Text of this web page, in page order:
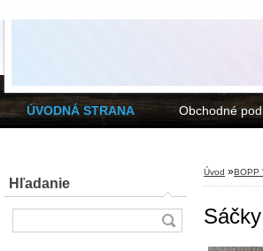
ÚVODNÁ STRANA Obchodné
Hľadanie
Úvod »BOPP